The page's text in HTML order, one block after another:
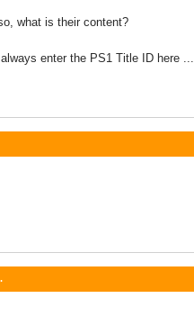
what is their content?
enter the PS1 Title ID here ...